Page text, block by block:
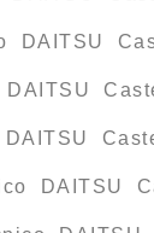
DAITSU
DAITSU